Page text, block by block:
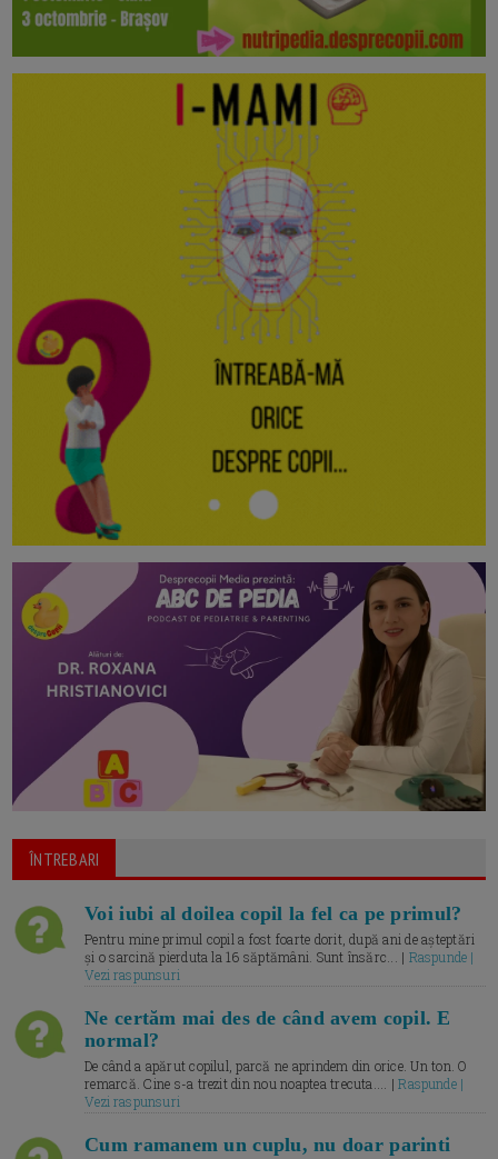
ÎNTREBARI
Voi iubi al doilea copil la fel ca pe primul?
Pentru mine primul copil a fost foarte dorit, după ani de așteptări
și o sarcină pierduta la 16 săptămâni. Sunt însărc... | Raspunde |
Vezi raspunsuri
Ne certăm mai des de când avem copil. E
normal?
De când a apărut copilul, parcă ne aprindem din orice. Un ton. O
remarcă. Cine s-a trezit din nou noaptea trecuta.... |Raspunde |
Vezi raspunsuri
Cum ramanem un cuplu, nu doar parinti